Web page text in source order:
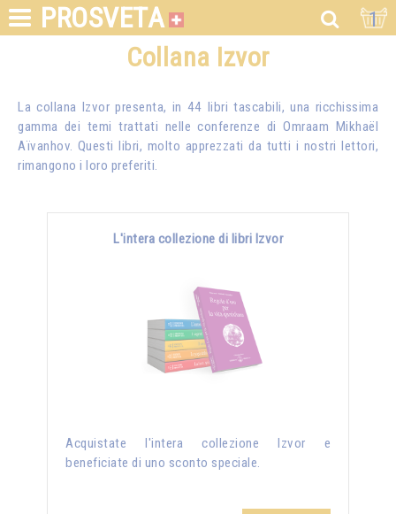
PROSVETA 1
Collana Izvor
La collana Izvor presenta, in 44 libri tascabili, una ricchissima
gamma dei temi trattati nelle conferenze diOmraam Mikhaël
Aïvanhov. Questi libri, molto apprezzati da tutti i nostri lettori,
rimangono i loro preferiti.
L'intera collezione di libri Izvor
Acquistate l'intera collezione Izvor e
beneficiate di uno sconto speciale.